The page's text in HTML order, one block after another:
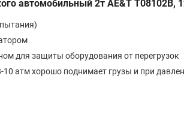
автомобильный 2т AE&T T08102B,
для защиты оборудования от перегрузок
атм хорошо поднимает грузы и при